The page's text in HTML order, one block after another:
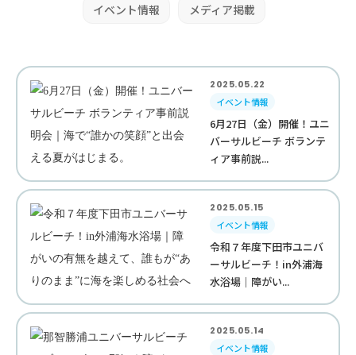
イベント情報 メディア掲載
2025.05.22
イベント情報
6月27日（金）開催！ユニ
バーサルビーチ ボランテ
ィア事前説...
2025.05.15
イベント情報
令和７年度下田市ユニバ
ーサルビーチ！in外浦海
水浴場｜障がい...
2025.05.14
イベント情報